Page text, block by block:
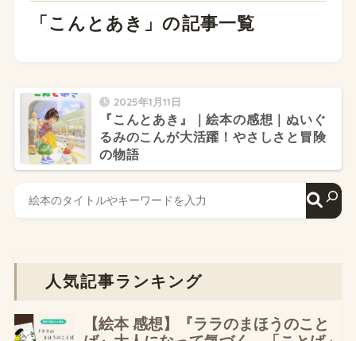
「こんとあき」の記事一覧
2025年1月11日
『こんとあき』｜絵本の感想｜ぬいぐ
るみのこんが大活躍！やさしさと冒険
の物語
人気記事ランキング